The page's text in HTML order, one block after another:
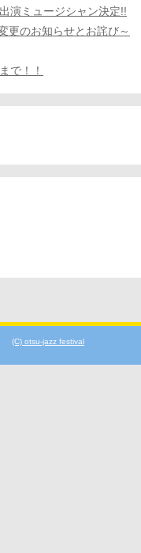
演ミュージシャン決定!!
更のお知らせとお詫び～
で！！
(C) otsu-jazz festival